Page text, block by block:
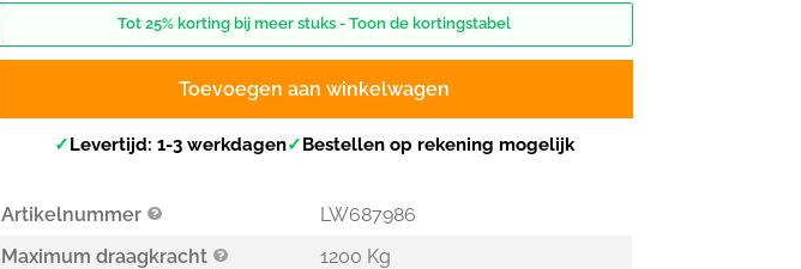
Tot 25% korting bij meer stuks - Toon de kortingstabel
Toevoegen aan winkelwagen
✓Levertijd: 1-3 werkdagen✓Bestellen op rekening mogelijk
Artikelnummer
LW687986
Maximum draagkracht
1200 Kg